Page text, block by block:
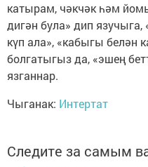
катырам, чәкчәк һәм
дигән була» дип
күп ала», «кабыгы белән
болгатыгыз да, «эшең
язганнар.
Чыганак: Интертат
Следите за самым